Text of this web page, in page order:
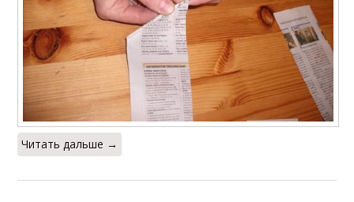
Читать дальше →